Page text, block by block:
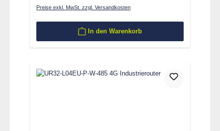
Preise exkl. MwSt. zzgl. Versandkosten
In den Warenkorb